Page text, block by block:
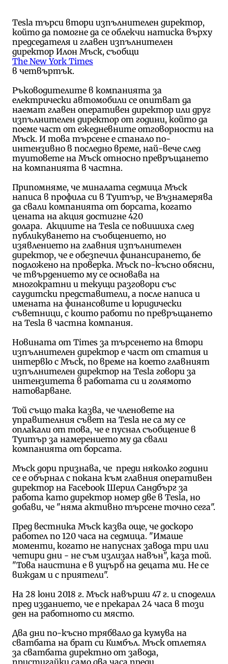
Tesla търси втори изпълнителен директор,
който да помогне да се облекчи натиска върху
председателя и главен изпълнителен
директор Илон Мъск, съобщи
The New York Times
в четвъртък.
Ръководителите в компанията за
електрически автомобили се опитват да
наемат главен оперативен директор или друг
изпълнителен директор от години, който да
поеме част от ежедневните отговорности на
Мъск. И това търсене е станало по-
интензивно в последно време, най-вече след
туитовете на Мъск относно превръщането
на компанията в частна.
Припомняме, че миналата седмица Мъск
написа в профила си в Туитър, че Възнамерява
да свали компанията от борсата, когато
цената на акция достигне 420
долара. Акциите на Tesla се повишиха след
публикуването на съобщението, но
изявлението на главния изпълнителен
директор, че е обезпечил финансирането, бе
подложено на проверка. Мъск по-късно обясни,
че твърдението му се основава на
многократни и текущи разговори със
саудитски представители, а после написа и
имената на финансовите и юридически
съветници, с които работи по превръщането
на Tesla в частна компания.
Новината от Times за търсенето на втори
изпълнителен директор е част от статия и
интервю с Мъск, по време на което главният
изпълнителен директор на Tesla говори за
интензитета в работата си и голямото
натоварване.
Той също така казва, че членовете на
управителния съвет на Tesla не са му се
оплакали от това, че е пуснал съобщение в
Туитър за намерението му да свали
компанията от борсата.
Мъск дори признава, че преди няколко години
се е обърнал с покана към главния оперативен
директор на Facebook Шерил Сандбърг за
работа като директор номер две в Tesla, но
добави, че "няма активно търсене точно сега".
Пред вестника Мъск казва още, че доскоро
работел по 120 часа на седмица. "Имаше
моменти, когато не напуснах завода три или
четири дни - не съм излизал навън", каза той.
"Това наистина е в ущърб на децата ми. Не се
виждам и с приятели".
На 28 юни 2018 г. Мъск навърши 47 г. и споделил
пред изданието, че е прекарал 24 часа в този
ден на работното си място.
Два дни по-късно трябвало да кумува на
сватбата на брат си Кимбъл. Мъск отлетял
за сватбата директно от завода,
пристигайки само два часа преди